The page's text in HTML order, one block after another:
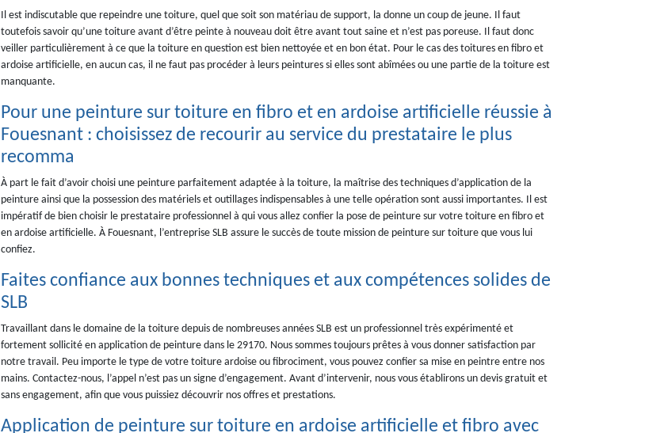
Il est indiscutable que repeindre une toiture, quel que soit son matériau de support, la donne un coup de jeune. Il faut
toutefois savoir qu’une toiture avant d’être peinte à nouveau doit être avant tout saine et n’est pas poreuse. Il faut donc
veiller particulièrement à ce que la toiture en question est bien nettoyée et en bon état. Pour le cas des toitures en fibro et
ardoise artificielle, en aucun cas, il ne faut pas procéder à leurs peintures si elles sont abîmées ou une partie de la toiture est
manquante.
Pour une peinture sur toiture en fibro et en ardoise artificielle réussie à
Fouesnant : choisissez de recourir au service du prestataire le plus
recomma
À part le fait d’avoir choisi une peinture parfaitement adaptée à la toiture, la maîtrise des techniques d’application de la
peinture ainsi que la possession des matériels et outillages indispensables à une telle opération sont aussi importantes. Il est
impératif de bien choisir le prestataire professionnel à qui vous allez confier la pose de peinture sur votre toiture en fibro et
en ardoise artificielle. À Fouesnant, l’entreprise SLB assure le succès de toute mission de peinture sur toiture que vous lui
confiez.
Faites confiance aux bonnes techniques et aux compétences solides de
SLB
Travaillant dans le domaine de la toiture depuis de nombreuses années SLB est un professionnel très expérimenté et
fortement sollicité en application de peinture dans le 29170. Nous sommes toujours prêtes à vous donner satisfaction par
notre travail. Peu importe le type de votre toiture ardoise ou fibrociment, vous pouvez confier sa mise en peintre entre nos
mains. Contactez-nous, l’appel n’est pas un signe d’engagement. Avant d’intervenir, nous vous établirons un devis gratuit et
sans engagement, afin que vous puissiez découvrir nos offres et prestations.
Application de peinture sur toiture en ardoise artificielle et fibro avec